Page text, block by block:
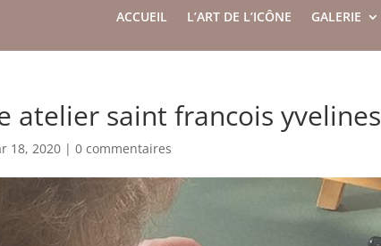
ACCUEIL L’ART DE L’ICÔNE GALERIE
atelier saint francois yvelines
18, 2020 |0 commentaires